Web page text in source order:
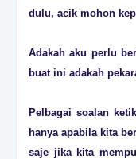
dulu, acik mohon
Adakah aku perlu
buat ini adakah
Pelbagai soalan
hanya apabila kita
saje jika kita